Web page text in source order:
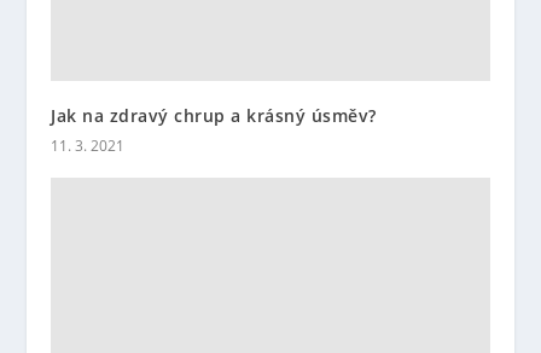
Jak na zdravý chrup a krásný úsměv?
11. 3. 2021